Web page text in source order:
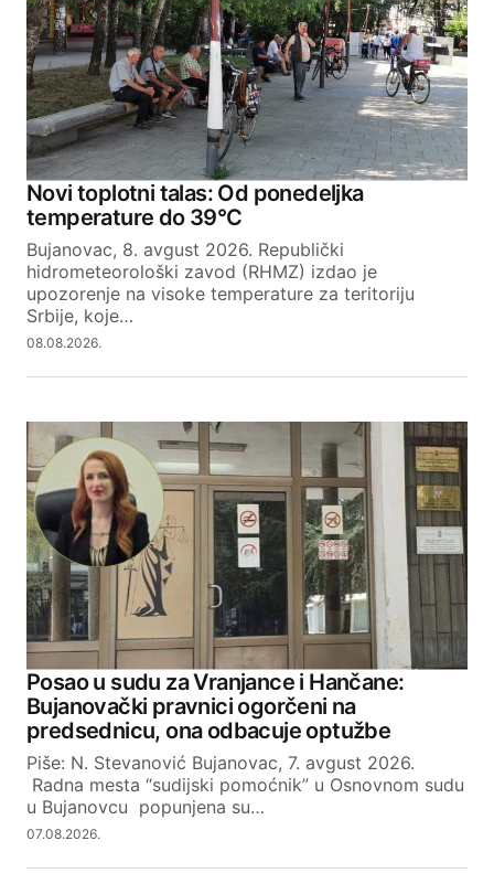
Novi toplotni talas: Od ponedeljka
temperature do 39°C
Bujanovac, 8. avgust 2026. Republički
hidrometeorološki zavod (RHMZ) izdao je
upozorenje na visoke temperature za teritoriju
Srbije, koje…
08.08.2026.
Posao u sudu za Vranjance i Hančane:
Bujanovački pravnici ogorčeni na
predsednicu, ona odbacuje optužbe
Piše: N. Stevanović Bujanovac, 7. avgust 2026.
Radna mesta “sudijski pomoćnik” u Osnovnom sudu
u Bujanovcu popunjena su…
07.08.2026.